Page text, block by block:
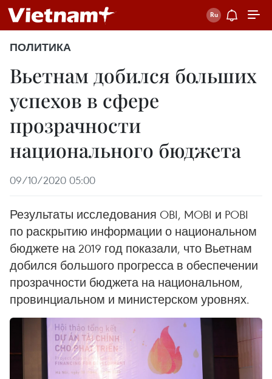
ПОЛИТИКА
Вьетнам добился больших
успехов в сфере
прозрачности
национального бюджета
09/10/2020 05:00
Результаты исследования OBI, MOBI и POBI
по раскрытию информации о национальном
бюджете на 2019 год показали, что Вьетнам
добился большого прогресса в обеспечении
прозрачности бюджета на национальном,
провинциальном и министерском уровнях.